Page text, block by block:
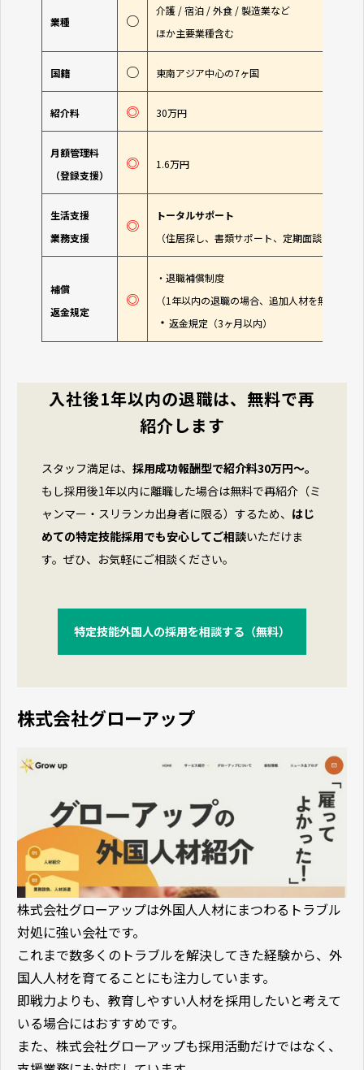
業種 ○
介護 / 宿泊 / 外食 / 製造業など
ほか主要業種含む
国籍 ○ 東南アジア中心の7ヶ国
紹介料 ◎ 30万円
月額管理料
（登録支援）
◎ 1.6万円
生活支援
業務支援
◎
トータルサポート
（住居探し、書類サポート、定期面談、日本
補償
返金規定
◎
・退職補償制度
（1年以内の退職の場合、追加人材を無料でご
・ 返金規定（3ヶ月以内）
入社後1年以内の退職は、無料で再
紹介します
スタッフ満足は、 採用成功報酬型で紹介料30万円〜。
もし採用後1年以内に離職した場合は無料で再紹介（ミ
ャンマー・スリランカ出身者に限る）するため、 はじ
めての特定技能採用でも安心してご相談いただけま
す。ぜひ、お気軽にご相談ください。
特定技能外国人の採用を相談する（無料）
株式会社グローアップ
株式会社グローアップは外国人人材にまつわるトラブル
対処に強い会社です。
これまで数多くのトラブルを解決してきた経験から、外
国人人材を育てることにも注力しています。
即戦力よりも、教育しやすい人材を採用したいと考えて
いる場合にはおすすめです。
また、株式会社グローアップも採用活動だけではなく、